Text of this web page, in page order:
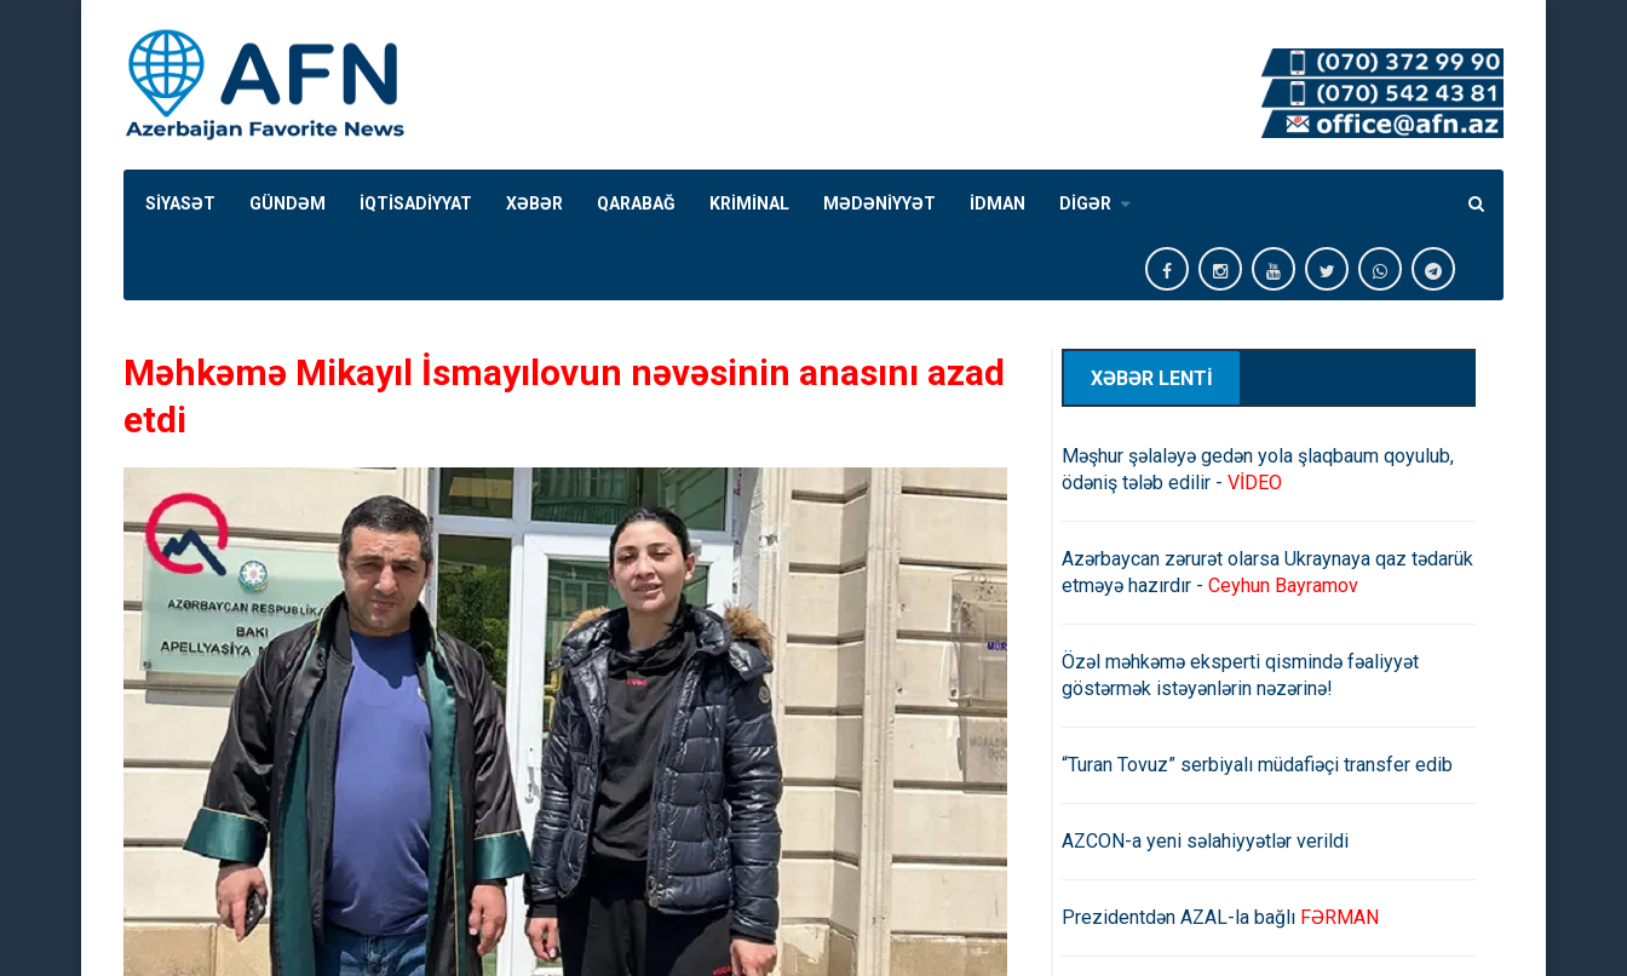
SİYASƏT GÜNDƏM İQTİSADİYYAT XƏBƏR QARABAĞ KRİMİNAL MƏDƏNİYYƏT İDMAN DİGƏR
Məhkəmə Mikayıl İsmayılovun nəvəsinin anasını azad
etdi
XƏBƏR LENTİ
Məşhur şəlaləyə gedən yola şlaqbaum qoyulub,
ödəniş tələb edilir - VİDEO
Azərbaycan zərurət olarsa Ukraynaya qaz tədarük
etməyə hazırdır - Ceyhun Bayramov
Özəl məhkəmə eksperti qismində fəaliyyət
göstərmək istəyənlərin nəzərinə!
“Turan Tovuz” serbiyalı müdafiəçi transfer edib
AZCON-a yeni səlahiyyətlər verildi
Prezidentdən AZAL-la bağlı FƏRMAN